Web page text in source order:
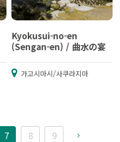
Kyokusui-no-en
(Sengan-en) / 曲水の宴
가고시마시/사쿠라지마
7 8 9